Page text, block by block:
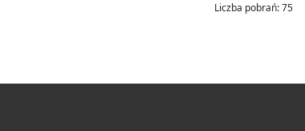
Liczba pobrań:75